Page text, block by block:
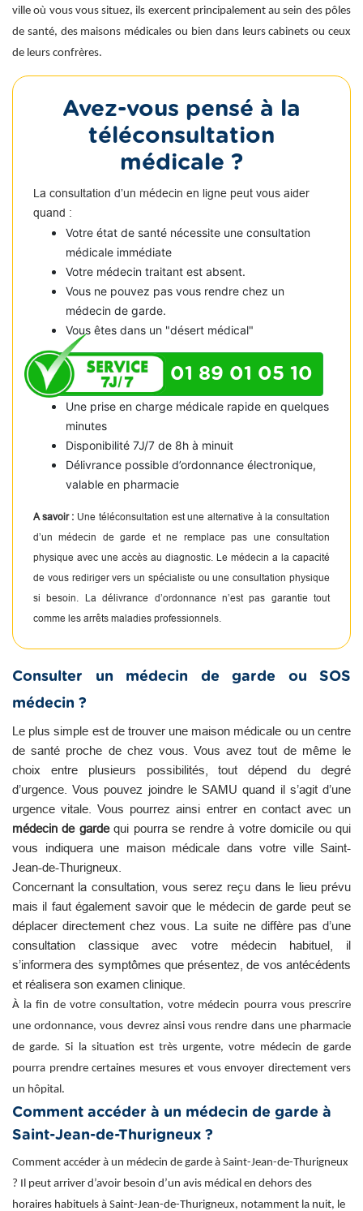
ville où vous vous situez, ils exercent principalement au sein des pôles
de santé, des maisons médicales ou bien dans leurs cabinets ou ceux
de leurs confrères.
Avez-vous pensé à la
téléconsultation
médicale ?
La consultation d’un médecin en ligne peut vous aider
quand :
Votre état de santé nécessite une consultation
médicale immédiate
Votre médecin traitant est absent.
Vous ne pouvez pas vous rendre chez un
médecin de garde.
Vous êtes dans un "désert médical"
01 89 01 05 10
Une prise en charge médicale rapide en quelques
minutes
Disponibilité 7J/7 de 8h à minuit
Délivrance possible d’ordonnance électronique,
valable en pharmacie
A savoir : Une téléconsultation est une alternative à la consultation
d’un médecin de garde et ne remplace pas une consultation
physique avec une accès au diagnostic. Le médecin a la capacité
de vous rediriger vers un spécialiste ou une consultation physique
si besoin. La délivrance d’ordonnance n’est pas garantie tout
comme les arrêts maladies professionnels.
Consulter un médecin de garde ou SOS
médecin ?
Le plus simple est de trouver une maison médicale ou un centre
de santé proche de chez vous. Vous avez tout de même le
choix entre plusieurs possibilités, tout dépend du degré
d’urgence. Vous pouvez joindre le SAMU quand il s’agit d’une
urgence vitale. Vous pourrez ainsi entrer en contact avec un
médecin de gardequi pourra se rendre à votre domicile ou qui
vous indiquera une maison médicale dans votre ville Saint-
Jean-de-Thurigneux.
Concernant la consultation, vous serez reçu dans le lieu prévu
mais il faut également savoir que le médecin de garde peut se
déplacer directement chez vous. La suite ne diffère pas d’une
consultation classique avec votre médecin habituel, il
s’informera des symptômes que présentez, de vos antécédents
et réalisera son examen clinique.
À la fin de votre consultation, votre médecin pourra vous prescrire
une ordonnance, vous devrez ainsi vous rendre dans une pharmacie
de garde. Si la situation est très urgente, votre médecin de garde
pourra prendre certaines mesures et vous envoyer directement vers
un hôpital.
Comment accéder à un médecin de garde à
Saint-Jean-de-Thurigneux ?
Comment accéder à un médecin de garde à Saint-Jean-de-Thurigneux
? Il peut arriver d’avoir besoin d’un avis médical en dehors des
horaires habituels à Saint-Jean-de-Thurigneux, notamment la nuit, le